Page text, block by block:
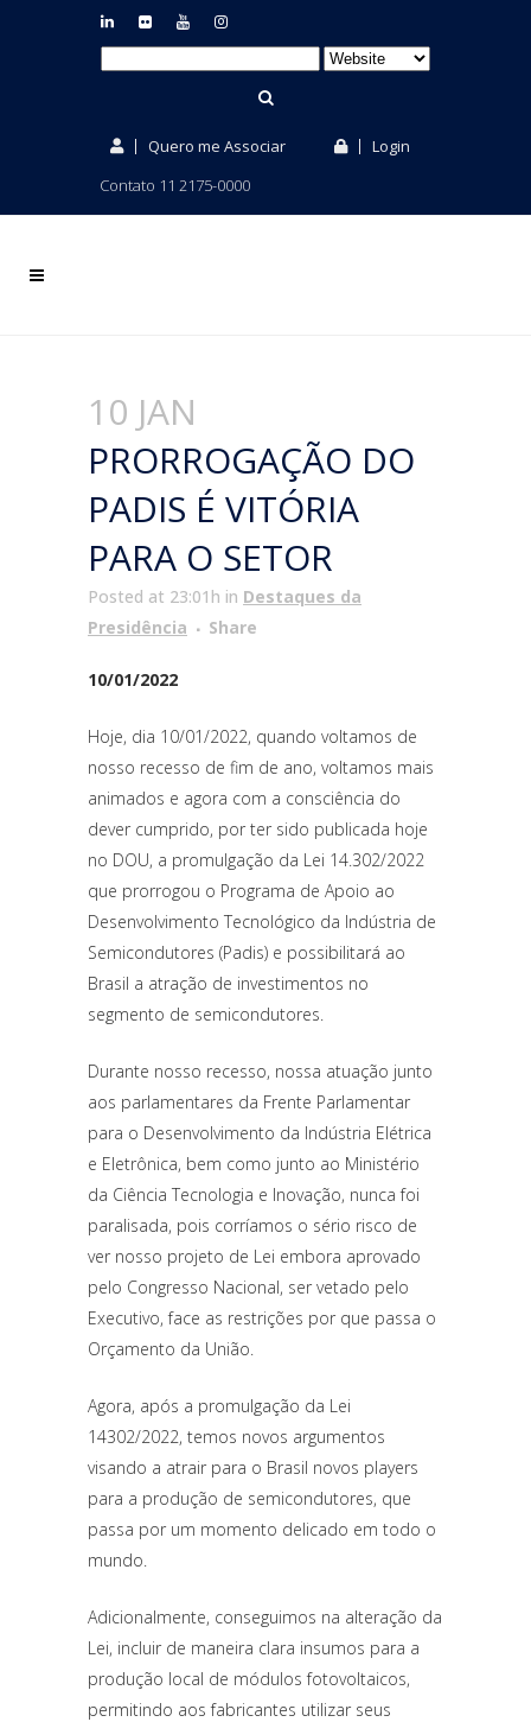
Quero me Associar
Login
Contato 11 2175-0000
10 JAN
PRORROGAÇÃO DO
PADIS É VITÓRIA
PARA O SETOR
Posted at 23:01h in Destaques da
Presidência
Share
10/01/2022
Hoje, dia 10/01/2022, quando voltamos de
nosso recesso de fim de ano, voltamos mais
animados e agora com a consciência do
dever cumprido, por ter sido publicada hoje
no DOU, a promulgação da Lei 14.302/2022
que prorrogou o Programa de Apoio ao
Desenvolvimento Tecnológico da Indústria de
Semicondutores (Padis) e possibilitará ao
Brasil a atração de investimentos no
segmento de semicondutores.
Durante nosso recesso, nossa atuação junto
aos parlamentares da Frente Parlamentar
para o Desenvolvimento da Indústria Elétrica
e Eletrônica, bem como junto ao Ministério
da Ciência Tecnologia e Inovação, nunca foi
paralisada, pois corríamos o sério risco de
ver nosso projeto de Lei embora aprovado
pelo Congresso Nacional, ser vetado pelo
Executivo, face as restrições por que passa o
Orçamento da União.
Agora, após a promulgação da Lei
14302/2022, temos novos argumentos
visando a atrair para o Brasil novos players
para a produção de semicondutores, que
passa por um momento delicado em todo o
mundo.
Adicionalmente, conseguimos na alteração da
Lei, incluir de maneira clara insumos para a
produção local de módulos fotovoltaicos,
permitindo aos fabricantes utilizar seus